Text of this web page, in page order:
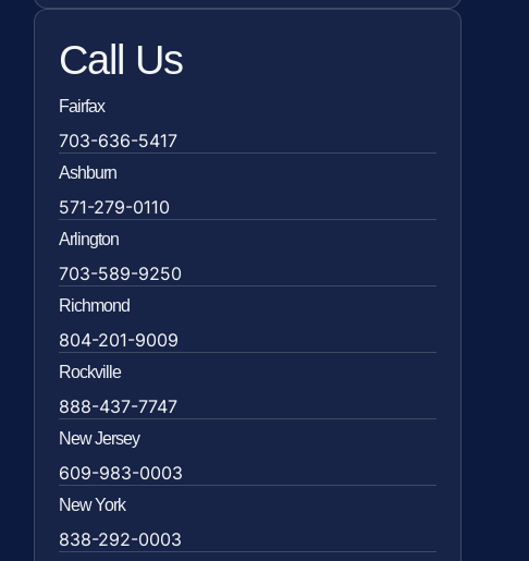
Call Us
Fairfax
703-636-5417
Ashburn
571-279-0110
Arlington
703-589-9250
Richmond
804-201-9009
Rockville
888-437-7747
New Jersey
609-983-0003
New York
838-292-0003